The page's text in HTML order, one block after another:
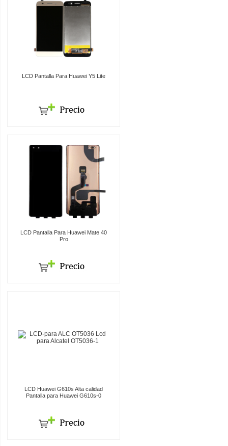
LCD Pantalla Para Huawei Y5 Lite
LCD Pantalla Para Huawei Mate 40
Pro
LCD Huawei G610s Alta calidad
Pantalla para Huawei G610s-0